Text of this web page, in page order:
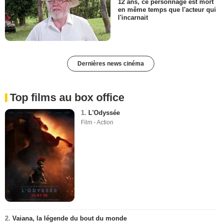
12 ans, ce personnage est mort
en même temps que l'acteur qui
l'incarnait
Dernières news cinéma
Top films au box office
1. L'Odyssée
Film - Action
2. Vaiana, la légende du bout du monde